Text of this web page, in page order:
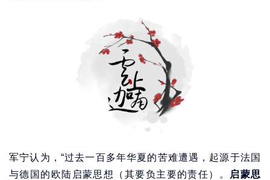
军宁认为，“过去一百多年华夏的苦难遭遇，起源于法国
与德国的欧陆启蒙思想（其要负主要的责任）。
启蒙思